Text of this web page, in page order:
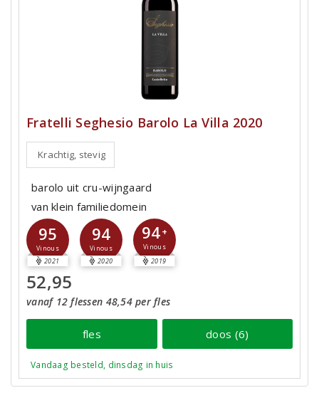
Fratelli Seghesio Barolo La Villa 2020
Krachtig, stevig
barolo uit cru-wijngaard
van klein familiedomein
95
Vinous
2021
94
Vinous
2020
94+
Vinous
2019
52,95
vanaf 12 flessen 48,54 per fles
fles doos (6)
Vandaag besteld, dinsdag in huis